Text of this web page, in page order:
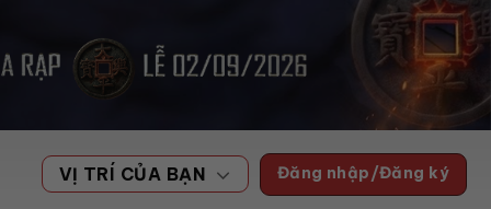
VỊ TRÍ CỦA BẠN Đăng nhập/Đăng ký